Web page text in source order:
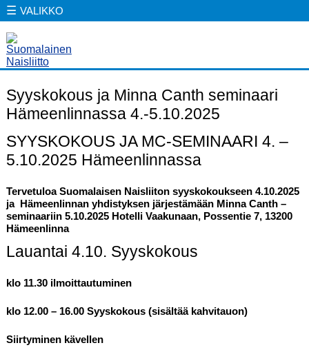
☰ VALIKKO
Syyskokous ja Minna Canth seminaari
Hämeenlinnassa 4.-5.10.2025
SYYSKOKOUS JA MC-SEMINAARI 4. –
5.10.2025 Hämeenlinnassa
Tervetuloa Suomalaisen Naisliiton syyskokoukseen 4.10.2025
ja Hämeenlinnan yhdistyksen järjestämään Minna Canth –
seminaariin 5.10.2025 Hotelli Vaakunaan, Possentie 7, 13200
Hämeenlinna
Lauantai 4.10. Syyskokous
klo 11.30 ilmoittautuminen
klo 12.00 – 16.00 Syyskokous (sisältää kahvitauon)
Siirtyminen kävellen